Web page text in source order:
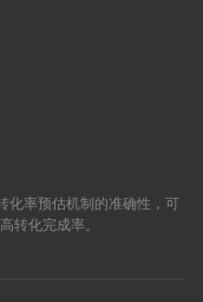
化率预估机制的准确性，可
转化完成率。